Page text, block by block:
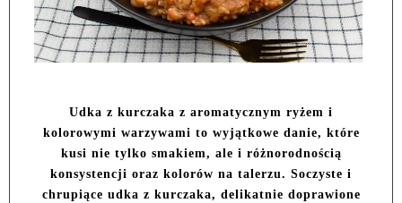
Udka z kurczaka z aromatycznym ryżem i
kolorowymi warzywami to wyjątkowe danie, które
kusi nie tylko smakiem, ale i różnorodnością
konsystencji oraz kolorów na talerzu. Soczyste i
chrupiące udka z kurczaka, delikatnie doprawione